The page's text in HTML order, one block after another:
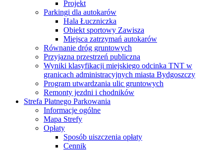
Projekt
Parkingi dla autokarów
Hala Łuczniczka
Obiekt sportowy Zawisza
Miejsca zatrzymań autokarów
Równanie dróg gruntowych
Przyjazna przestrzeń publiczna
Wyniki klasyfikacji miejskiego odcinka TNT w
granicach administracyjnych miasta Bydgoszczy
Program utwardzania ulic gruntowych
Remonty jezdni i chodników
Strefa Płatnego Parkowania
Informacje ogólne
Mapa Strefy
Opłaty
Sposób uiszczenia opłaty
Cennik